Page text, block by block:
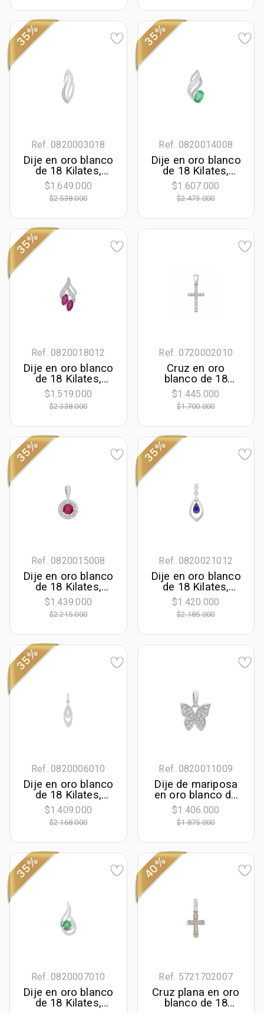
diamantes de 0.02
diamantes de 0.09
35%
Ref. 0820003018
Dije en oro blanco
de 18 Kilates,
Franjas, con
diamantes de 0.05
Ct
$1.649.000
$2.538.000
35%
Ref. 0820014008
Dije en oro blanco
de 18 Kilates,
Franjas, con
esmeralda central
de 0.45 Ct y
$1.607.000
$2.473.000
35%
Ref. 0820018012
Dije en oro blanco
de 18 Kilates,
Franjas, con 2
rubís centrales de
0.65 Ct y
diamantes de 0.05
$1.519.000
$2.338.000
Ref. 0720002010
Cruz en oro
blanco de 18
Kilates, con
zircones
$1.445.000
$1.700.000
35%
Ref. 0820015008
Dije en oro blanco
de 18 Kilates,
Uñas+decoración,
con rubí central de
0.30 Ct y
diamantes de 0.08
$1.439.000
$2.215.000
35%
Ref. 0820021012
Dije en oro blanco
de 18 Kilates,
Lágrima, con
zafiro central de
0.45 Ct y
$1.420.000
$2.185.000
35%
Ref. 0820006010
Dije en oro blanco
de 18 Kilates,
Hoja, con
diamantes de 0.06
Ct
$1.409.000
$2.168.000
Ref. 0820011009
Dije de mariposa
en oro blanco de
18 Kilates, con
zircones
$1.406.000
$1.875.000
35%
Ref. 0820007010
Dije en oro blanco
de 18 Kilates,
40%
Ref. 5721702007
Cruz plana en oro
blanco de 18